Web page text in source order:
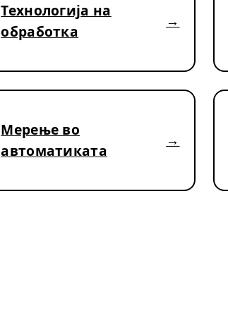
Технологија на
обработка
Мерење во
автоматиката